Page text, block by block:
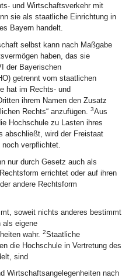
und Wirtschaftsverkehr mit
sie als staatliche Einrichtung in
Bayern handelt.
selbst kann nach Maßgabe
haben, das sie
der Bayerischen
getrennt vom staatlichen
hat im Rechts- und
ihrem Namen den Zusatz
Rechts“ anzufügen. 3Aus
Hochschule zu Lasten ihres
abschließt, wird der Freistaat
noch verpflichtet.
nur durch Gesetz auch als
errichtet oder auf ihren
andere Rechtsform
soweit nichts anderes bestimmt
als eigene
wahr. 2Staatliche
die Hochschule in Vertretung des
sind
Wirtschaftsangelegenheiten nach